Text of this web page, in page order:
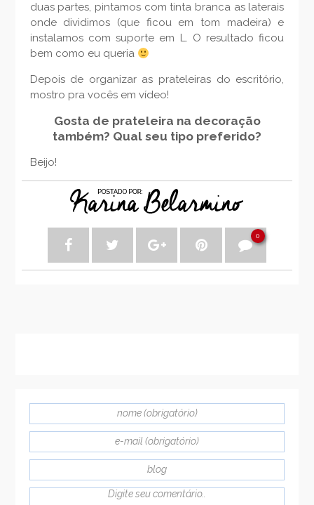
duas partes, pintamos com tinta branca as laterais
onde dividimos (que ficou em tom madeira) e
instalamos com suporte em L. O resultado ficou
bem como eu queria
Depois de organizar as prateleiras do escritório,
mostro pra vocês em vídeo!
Gosta de prateleira na decoração
também? Qual seu tipo preferido?
Beijo!
0